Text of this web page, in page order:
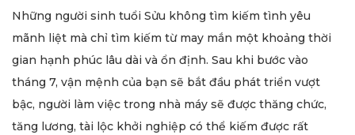
Những người sinh tuổi Sửu không tìm kiếm tình yêu
mãnh liệt mà chỉ tìm kiếm từ may mắn một khoảng thời
gian hạnh phúc lâu dài và ổn định. Sau khi bước vào
tháng 7, vận mệnh của bạn sẽ bắt đầu phát triển vượt
bậc, người làm việc trong nhà máy sẽ được thăng chức,
tăng lương, tài lộc khởi nghiệp có thể kiếm được rất